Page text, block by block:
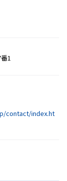
1
contact/index.ht